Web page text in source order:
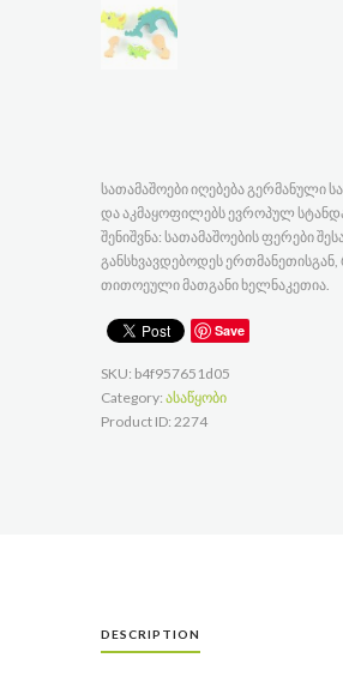
სათამაშოები იღებება გერმანული
და აკმაყოფილებს ევროპულ
შენიშვნა: სათამაშოების ფერები
განსხვავდებოდეს
თითოეული მათგანი ხელნაკეთია.
Save
SKU: b4f957651d05
Category: ასაწყობი
Product ID: 2274
DESCRIPTION